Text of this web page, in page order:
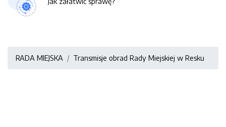
RADA MIEJSKA Transmisje obrad Rady Miejskiej w Resku